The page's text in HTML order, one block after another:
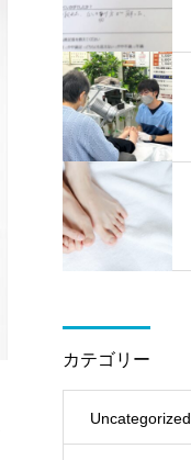
カテゴリー
Uncategorized